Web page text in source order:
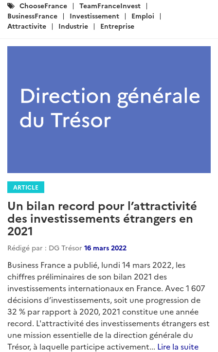
Catégories
:
ChooseFrance
TeamFranceInvest
BusinessFrance
Investissement
Emploi
Attractivite
Industrie Entreprise
ARTICLE
Un bilan record pour l’attractivité
des investissements étrangers en
2021
Rédigé par : DG Trésor 16 mars 2022
Business France a publié, lundi 14 mars 2022, les
chiffres préliminaires de son bilan 2021 des
investissements internationaux en France. Avec 1 607
décisions d’investissements, soit une progression de
32 % par rapport à 2020, 2021 constitue une année
record. L'attractivité des investissements étrangers est
une mission essentielle de la direction générale du
Trésor, à laquelle participe activement... Lire la suite